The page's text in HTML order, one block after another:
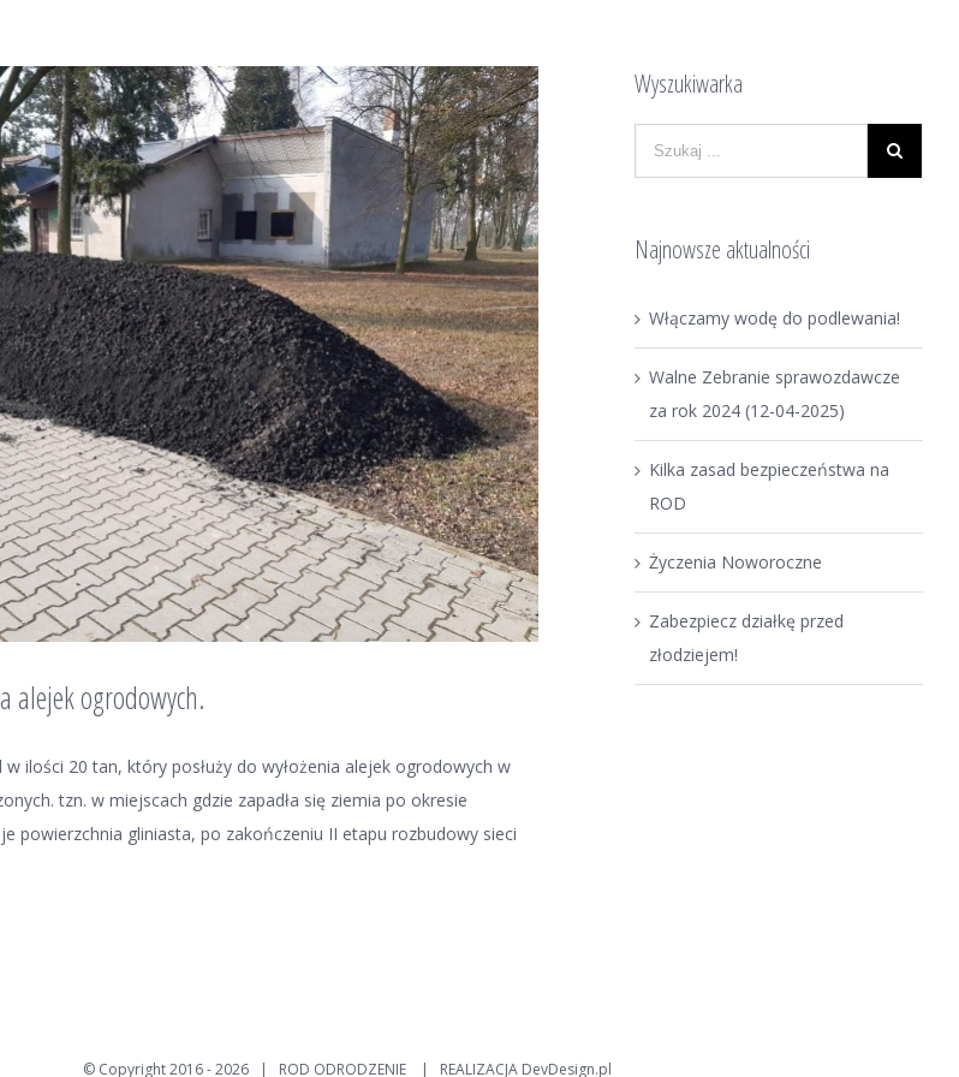
alejek ogrodowych.
w ilości 20 tan, który posłuży do wyłożenia alejek ogrodowych w
tzn. w miejscach gdzie zapadła się ziemia po okresie
powierzchnia gliniasta, po zakończeniu II etapu rozbudowy sieci
Wyszukiwarka
Najnowsze aktualności
Włączamy wodę do podlewania!
Walne Zebranie sprawozdawcze
za rok 2024 (12-04-2025)
Kilka zasad bezpieczeństwa na
ROD
Życzenia Noworoczne
Zabezpiecz działkę przed
złodziejem!
© Copyright 2016 -2026 | ROD ODRODZENIE | REALIZACJA DevDesign.pl